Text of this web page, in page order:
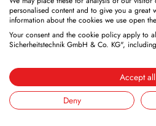
titre indicatif. Sous réserve
frappe. Notre offre s'adresse
professionnels au sens de
passant éventuellement
en tant que professionnel
personalised content and to give you a great
information about the cookies we use open
Your consent and the cookie policy apply to
Sicherheitstechnik GmbH & Co. KG",
Accept all
Deny